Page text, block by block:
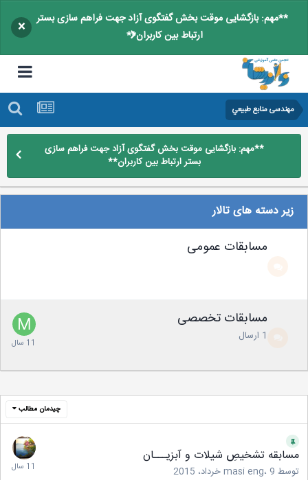
**مهم: بازگشایی موقت بخش گفتگوی آزاد جهت فراهم سازی بستر
ارتباط بین کاربران**
×
مهندسی منابع طبيعي
**مهم: بازگشایی موقت بخش گفتگوی آزاد جهت فراهم سازی
بستر ارتباط بین کاربران**
زیر دسته های تالار
مسابقات عمومی
مسابقات تخصصی
ارسال
چیدمان مطالب
مسابقه تشخیصِ شیلات و آبزیـــان
توسط masi eng ،9 خرداد، 2015